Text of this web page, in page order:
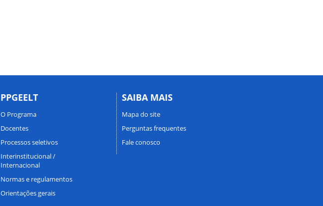
PPGEELT
O Programa
Docentes
Processos seletivos
Interinstitucional /
Internacional
Normas e regulamentos
Orientações gerais
SAIBA MAIS
Mapa do site
Perguntas frequentes
Fale conosco